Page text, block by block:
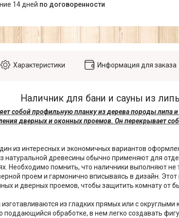
14 дней по договоренности
Характеристики Информация для заказа
Наличник для бани и сауны из
собой профильную планку из дерева породы липа
дверных и оконных проемов. Он перекрывает
из интересных и экономичных вариантов
натуральной древесины обычно применяют для
Необходимо помнить, что наличники выполняют не
проем и гармонично вписываясь в дизайн.
и дверных проемов, чтобы защитить комнату от
из гладких прямых или с округлыми
поддающийся обработке, в нем легко создавать